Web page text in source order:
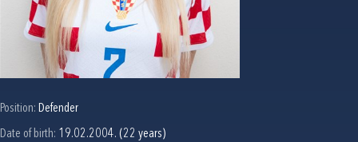
Position: Defender
Date of birth: 19.02.2004. (22 years)